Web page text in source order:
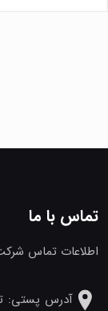
تماس با ما
اطلاعات تماس
آدرس پستی: